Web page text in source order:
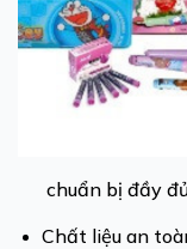
chuẩn bị đầy
Chất liệu an